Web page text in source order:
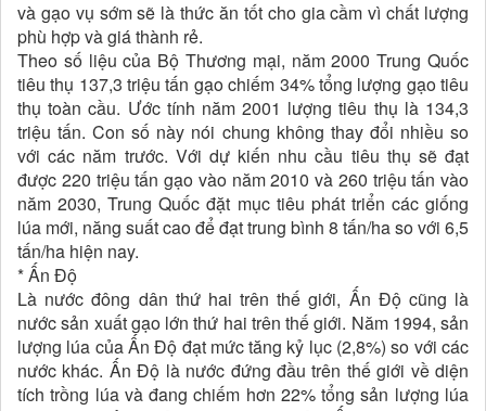
và gạo vụ sớm sẽ là thức ăn tốt cho gia cầm vì chất lượng
phù hợp và giá thành rẻ.
Theo số liệu của Bộ Thương mại, năm 2000 Trung Quốc
tiêu thụ 137,3 triệu tấn gạo chiếm 34% tổng lượng gạo tiêu
thụ toàn cầu. Ước tính năm 2001 lượng tiêu thụ là 134,3
triệu tấn. Con số này nói chung không thay đổi nhiều so
với các năm trước. Với dự kiến nhu cầu tiêu thụ sẽ đạt
được 220 triệu tấn gạo vào năm 2010 và 260 triệu tấn vào
năm 2030, Trung Quốc đặt mục tiêu phát triển các giống
lúa mới, năng suất cao để đạt trung bình 8 tấn/ha so với 6,5
tấn/ha hiện nay.
* Ấn Độ
Là nước đông dân thứ hai trên thế giới, Ấn Độ cũng là
nước sản xuất gạo lớn thứ hai trên thế giới. Năm 1994, sản
lượng lúa của Ấn Độ đạt mức tăng kỷ lục (2,8%) so với các
nước khác. Ấn Độ là nước đứng đầu trên thế giới về diện
tích trồng lúa và đang chiếm hơn 22% tổng sản lượng lúa